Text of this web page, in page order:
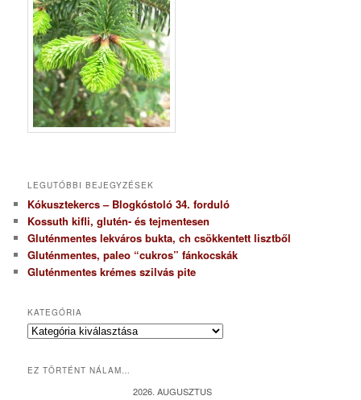
LEGUTÓBBI BEJEGYZÉSEK
Kókusztekercs – Blogkóstoló 34. forduló
Kossuth kifli, glutén- és tejmentesen
Gluténmentes lekváros bukta, ch csökkentett lisztből
Gluténmentes, paleo “cukros” fánkocskák
Gluténmentes krémes szilvás pite
KATEGÓRIA
K
e
EZ TÖRTÉNT NÁLAM…
2026. AUGUSZTUS